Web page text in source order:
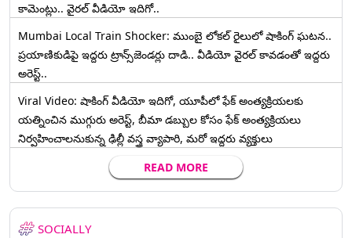
కామెంట్లు.. వైరల్ వీడియో ఇదిగో..
Mumbai Local Train Shocker: ముంబై లోకల్ రైలులో షాకింగ్ ఘటన..
ప్రయాణికుడిపై ఇద్దరు ట్రాన్స్‌జెండర్లు దాడి.. వీడియో వైరల్ కావడంతో ఇద్దరు
అరెస్ట్..
Viral Video: షాకింగ్ వీడియో ఇదిగో, యూపీలో ఫేక్ అంత్యక్రియలకు
యత్నించిన ముగ్గురు అరెస్ట్, బీమా డబ్బుల కోసం ఫేక్ అంత్యక్రియలు
నిర్వహించాలనుకున్న ఢిల్లీ వస్త్ర వ్యాపారి, మరో ఇద్దరు వ్యక్తులు
READ MORE
SOCIALLY